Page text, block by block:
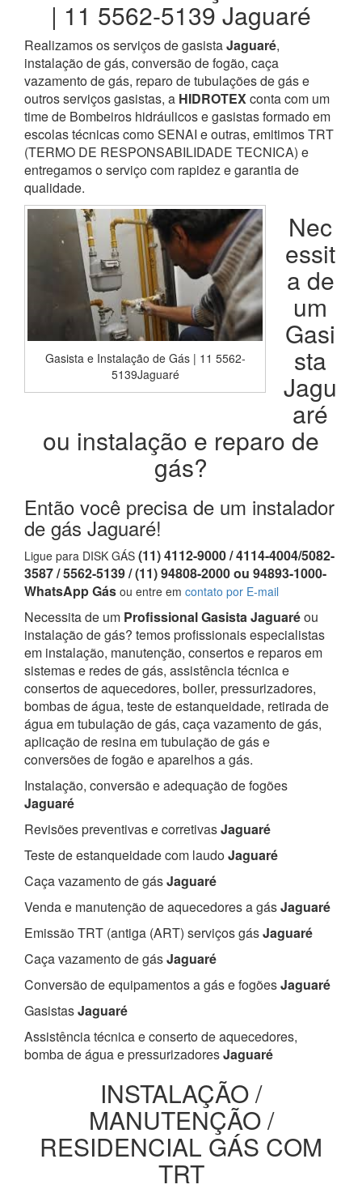
| 11 5562-5139 Jaguaré
Realizamos os serviços de gasistaJaguaré,
instalação de gás, conversão de fogão, caça
vazamento de gás, reparo de tubulações de gás e
outros serviços gasistas, a HIDROTEXconta com um
time de Bombeiros hidráulicos e gasistas formado em
escolas técnicas como SENAI e outras, emitimos TRT
(TERMO DE RESPONSABILIDADE TECNICA) e
entregamos o serviço com rapidez e garantia de
qualidade.
Gasista e Instalação de Gás | 11 5562-
5139Jaguaré
Nec
essit
a de
um
Gasi
sta
Jagu
aré
ou instalação e reparo de
gás?
Então você precisa de um instalador
de gás Jaguaré!
Ligue para DISK GÁS (11) 4112-9000 / 4114-4004/5082-
3587 / 5562-5139 / (11) 94808-2000 ou 94893-1000-
WhatsApp Gás ou entre em contato por E-mail
Necessita de um Profissional Gasista Jaguaréou
instalação de gás? temos profissionais especialistas
em instalação, manutenção, consertos e reparos em
sistemas e redes de gás, assistência técnica e
consertos de aquecedores, boiler, pressurizadores,
bombas de água, teste de estanqueidade, retirada de
água em tubulação de gás, caça vazamento de gás,
aplicação de resina em tubulação de gás e
conversões de fogão e aparelhos a gás.
Instalação, conversão e adequação de fogões
Jaguaré
Revisões preventivas e corretivasJaguaré
Teste de estanqueidade com laudoJaguaré
Caça vazamento de gásJaguaré
Venda e manutenção de aquecedores a gásJaguaré
Emissão TRT (antiga (ART) serviços gásJaguaré
Caça vazamento de gásJaguaré
Conversão de equipamentos a gás e fogõesJaguaré
GasistasJaguaré
Assistência técnica e conserto de aquecedores,
bomba de água e pressurizadoresJaguaré
INSTALAÇÃO /
MANUTENÇÃO /
RESIDENCIAL GÁS COM
TRT